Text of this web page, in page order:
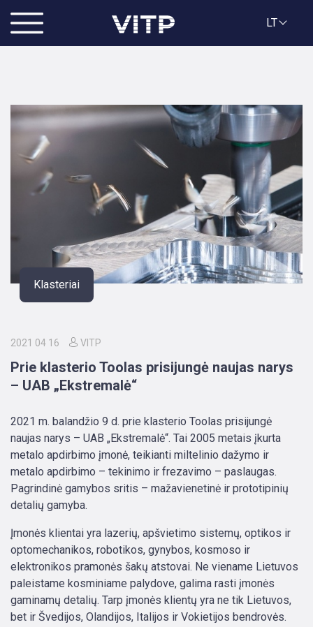
LT
Klasteriai
2021 04 16 VITP
Prie klasterio Toolas prisijungė naujas narys
– UAB „Ekstremalė“
2021 m. balandžio 9 d. prie klasterio Toolas prisijungė
naujas narys – UAB „Ekstremalė“. Tai 2005 metais įkurta
metalo apdirbimo įmonė, teikianti miltelinio dažymo ir
metalo apdirbimo – tekinimo ir frezavimo – paslaugas.
Pagrindinė gamybos sritis – mažavienetinė ir prototipinių
detalių gamyba.
Įmonės klientai yra lazerių, apšvietimo sistemų, optikos ir
optomechanikos, robotikos, gynybos, kosmoso ir
elektronikos pramonės šakų atstovai. Ne viename Lietuvos
paleistame kosminiame palydove, galima rasti įmonės
gaminamų detalių. Tarp įmonės klientų yra ne tik Lietuvos,
bet ir Švedijos, Olandijos, Italijos ir Vokietijos bendrovės.